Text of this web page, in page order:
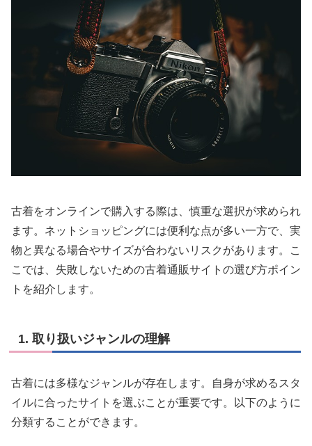
古着をオンラインで購入する際は、慎重な選択が求められ
ます。ネットショッピングには便利な点が多い一方で、実
物と異なる場合やサイズが合わないリスクがあります。こ
こでは、失敗しないための古着通販サイトの選び方ポイン
トを紹介します。
1. 取り扱いジャンルの理解
古着には多様なジャンルが存在します。自身が求めるスタ
イルに合ったサイトを選ぶことが重要です。以下のように
分類することができます。